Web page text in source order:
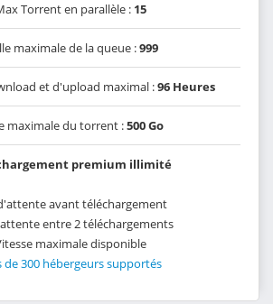
Torrent en parallèle : 15
maximale de la queue :999
et d'upload maximal :96 Heures
maximale du torrent :500 Go
premium illimité
avant téléchargement
entre 2 téléchargements
maximale disponible
de 300 hébergeurs supportés